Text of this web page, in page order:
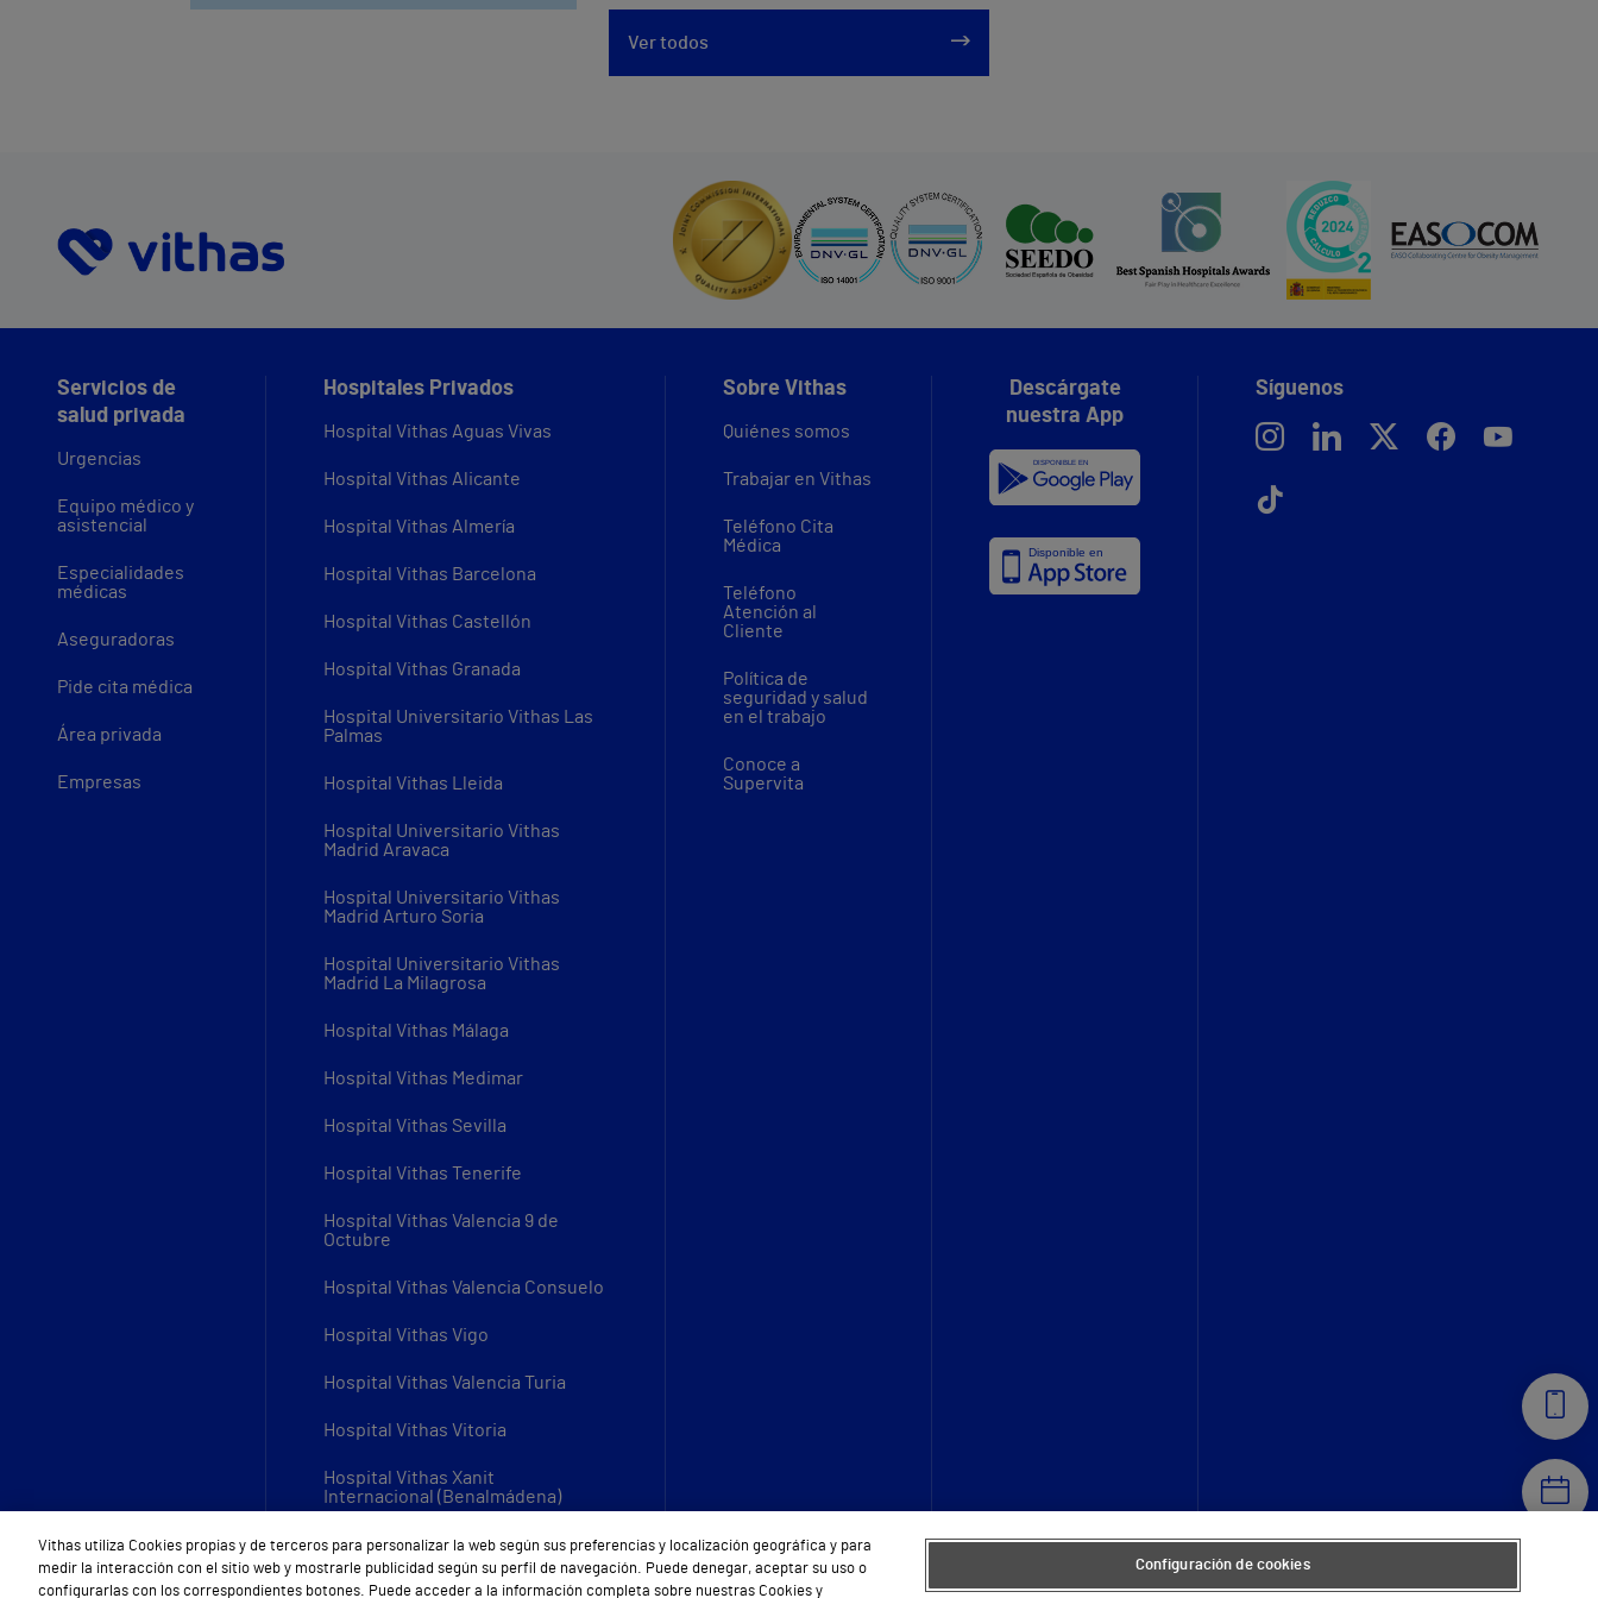
Ver todos
Servicios de
salud privada
Urgencias
Equipo médico y
asistencial
Especialidades
médicas
Aseguradoras
Pide cita médica
Área privada
Empresas
Hospitales Privados
Hospital Vithas Aguas Vivas
Hospital Vithas Alicante
Hospital Vithas Almería
Hospital Vithas Barcelona
Hospital Vithas Castellón
Hospital Vithas Granada
Hospital Universitario Vithas Las
Palmas
Hospital Vithas Lleida
Hospital Universitario Vithas
Madrid Aravaca
Hospital Universitario Vithas
Madrid Arturo Soria
Hospital Universitario Vithas
Madrid La Milagrosa
Hospital Vithas Málaga
Hospital Vithas Medimar
Hospital Vithas Sevilla
Hospital Vithas Tenerife
Hospital Vithas Valencia 9 de
Octubre
Hospital Vithas Valencia Consuelo
Hospital Vithas Vigo
Hospital Vithas Valencia Turia
Hospital Vithas Vitoria
Hospital Vithas Xanit
Internacional (Benalmádena)
Todos los centros Vithas
Sobre Vithas
Quiénes somos
Trabajar en Vithas
Teléfono Cita
Médica
Teléfono
Atención al
Cliente
Política de
seguridad y salud
en el trabajo
Conoce a
Supervita
Descárgate
nuestra App
Síguenos
Vithas utiliza Cookies propias y de terceros para personalizar la web según sus preferencias y localización geográfica y para
medir la interacción con el sitio web y mostrarle publicidad según su perfil de navegación. Puede denegar, aceptar su uso o
configurarlas con los correspondientes botones. Puede acceder a la información completa sobre nuestras Cookies y
Configuración de cookies